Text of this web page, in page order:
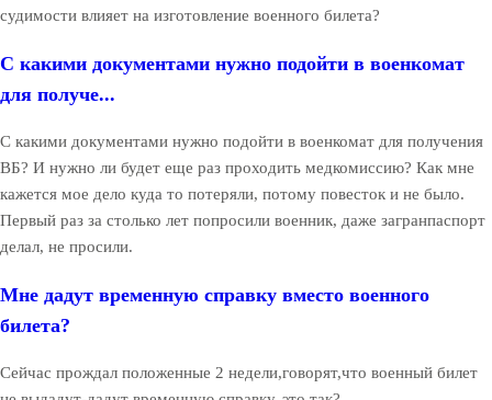
судимости влияет на изготовление военного билета?
С какими документами нужно подойти в военкомат
для получе...
С какими документами нужно подойти в военкомат для получения
ВБ? И нужно ли будет еще раз проходить медкомиссию? Как мне
кажется мое дело куда то потеряли, потому повесток и не было.
Первый раз за столько лет попросили военник, даже загранпаспорт
делал, не просили.
Мне дадут временную справку вместо военного
билета?
Сейчас прождал положенные 2 недели,говорят,что военный билет